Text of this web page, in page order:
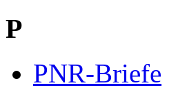
P
PNR-Briefe